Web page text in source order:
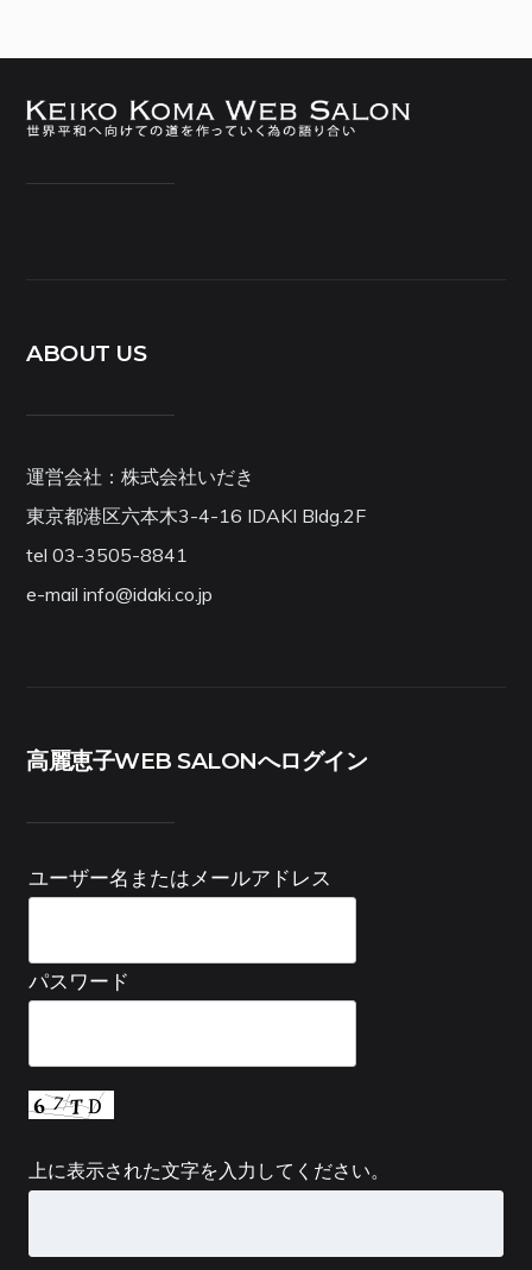
ABOUT US
運営会社：株式会社いだき
東京都港区六本木3-4-16 IDAKI Bldg.2F
tel 03-3505-8841
e-mail info@idaki.co.jp
高麗恵子WEB SALONへログイン
ユーザー名またはメールアドレス
パスワード
上に表示された文字を入力してください。